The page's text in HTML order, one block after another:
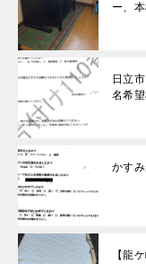
ー、
日立
名希
かす
【龍